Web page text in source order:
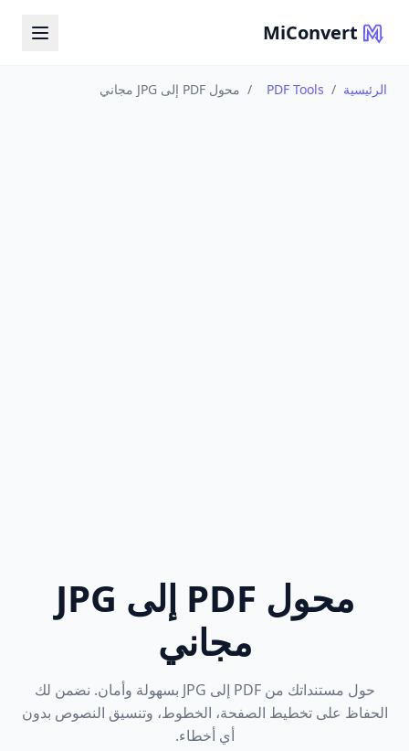
MiConvert
الرئيسية /
PDF Tools
/ محول PDF إلى JPG مجاني
محول PDF إلى JPG
مجاني
حول مستنداتك من PDF إلى JPG بسهولة وأمان. نضمن لك
الحفاظ على تخطيط الصفحة، الخطوط، وتنسيق النصوص بدون
أي أخطاء.